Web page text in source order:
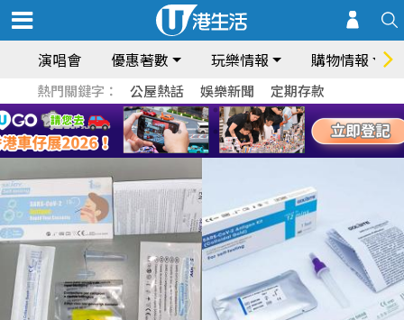
演唱會 優惠著數 玩樂情報 購物情報
熱門關鍵字： 公屋熱話 娛樂新聞 定期存款